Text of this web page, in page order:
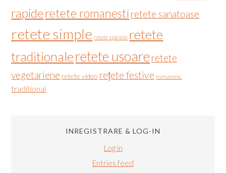
rapideretete romanesti retete sanatoase
retete simple retete spaniole retete
traditionaleretete usoare retete
vegetariene retete video rețete festive romanesc
traditional
INREGISTRARE & LOG-IN
Log in
Entries feed